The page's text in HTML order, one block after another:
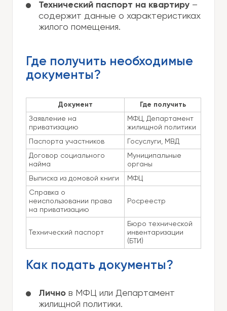
Технический паспорт на квартиру –
содержит данные о характеристиках
жилого помещения.
Где получить необходимые
документы?
Документ
Где получить
Заявление на
приватизацию
МФЦ, Департамент
жилищной политики
Паспорта участников
Госуслуги, МВД
Договор социального
найма
Муниципальные
органы
Выписка из домовой книги
МФЦ
Справка о
неиспользовании права
на приватизацию
Росреестр
Технический паспорт
Бюро технической
инвентаризации
(БТИ)
Как подать документы?
Лично в МФЦ или Департамент
жилищной политики.